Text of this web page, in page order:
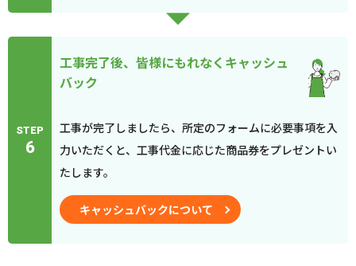
STEP
6
工事完了後、皆様にもれなくキャッシュ
バック
工事が完了しましたら、所定のフォームに必要事項を入
力いただくと、工事代金に応じた商品券をプレゼントい
たします。
キャッシュバックについて